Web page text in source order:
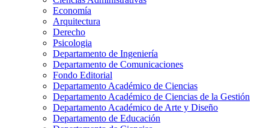
Economía
Arquitectura
Derecho
Psicologia
Departamento de Ingeniería
Departamento de Comunicaciones
Fondo Editorial
Departamento Académico de Ciencias
Departamento Académico de Ciencias de la Gestión
Departamento Académico de Arte y Diseño
Departamento de Educación